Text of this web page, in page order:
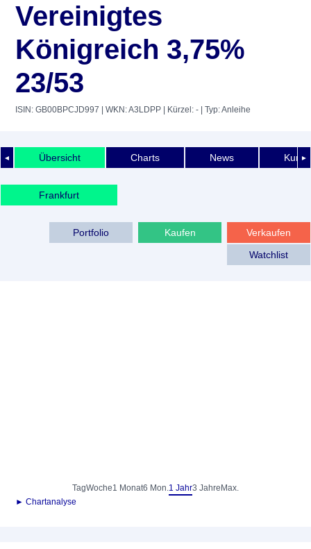
Vereinigtes
Königreich 3,75%
23/53
ISIN: GB00BPCJD997 | WKN: A3LDPP | Kürzel: - | Typ: Anleihe
◄ ►
Übersicht Charts News
Frankfurt
Verkaufen
Kaufen
Portfolio
Watchlist
TagWoche1 Monat6 Mon.1 Jahr3 Jahre Max.
► Chartanalyse